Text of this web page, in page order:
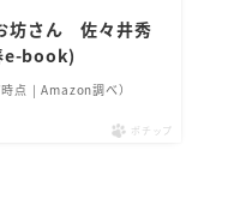
坊さん 佐々井秀
e-book)
点 | Amazon調べ）
ポチップ